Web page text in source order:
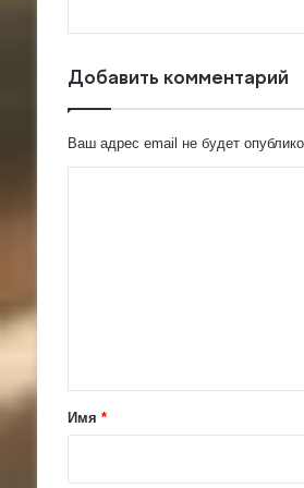
Добавить комментарий
Ваш адрес email не будет
аИмя *